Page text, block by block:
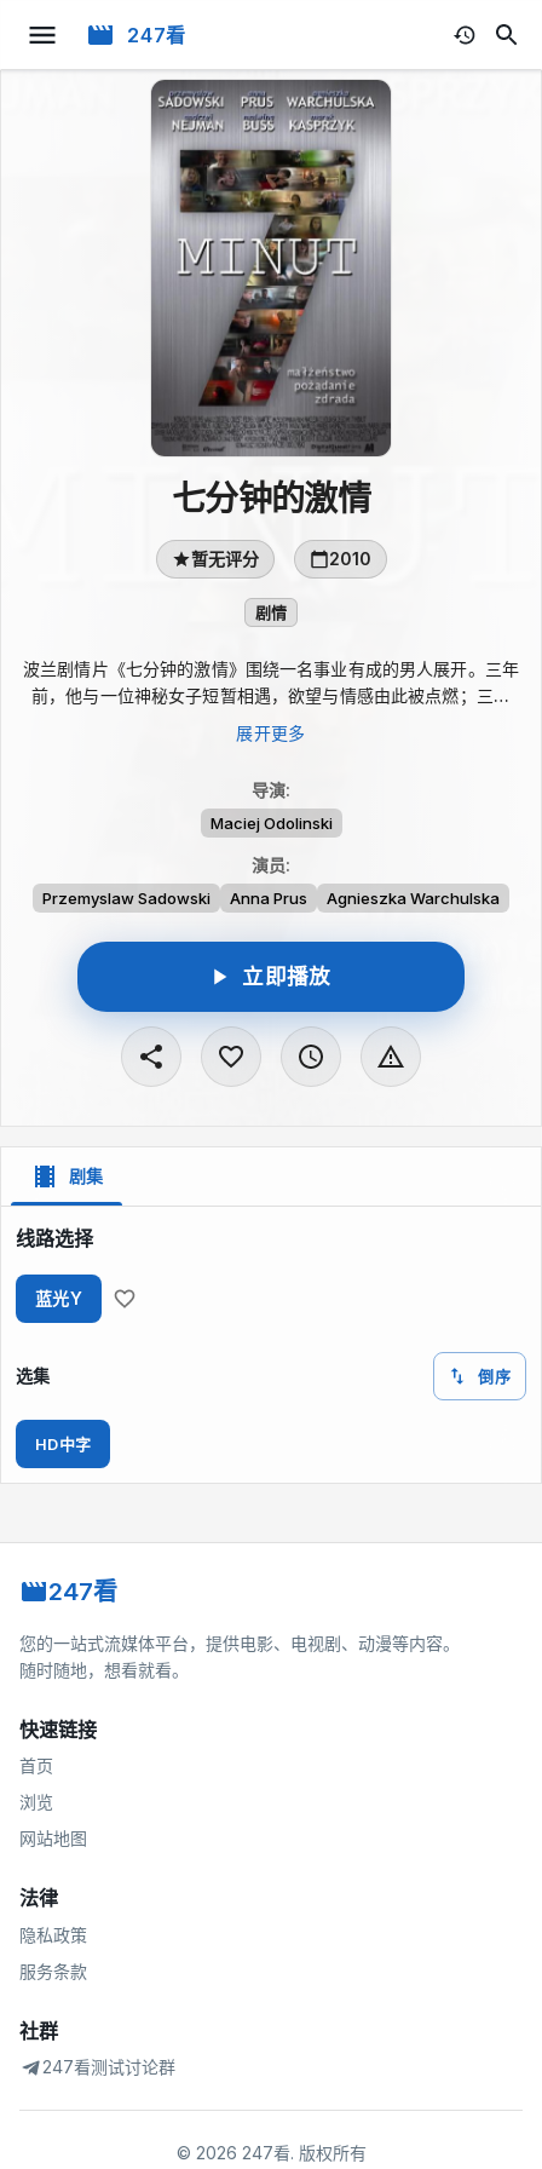
247看
七分钟的激情
暂无评分 2010
剧情
波兰剧情片《七分钟的激情》围绕一名事业有成的男人展开。三年
前，他与一位神秘女子短暂相遇，欲望与情感由此被点燃；三年
后，两人再度碰面，却伴随着难以解释的疑点。女儿遭神秘人绑
架，让他被卷入更复杂的漩涡。这场看似由偶然开启的重逢，逐渐
展开更多
导演:
Maciej Odolinski
演员:
Przemyslaw Sadowski Anna Prus Agnieszka Warchulska
立即播放
剧集
线路选择
蓝光Y
选集 倒序
HD中字
247看
您的一站式流媒体平台，提供电影、电视剧、动漫等内容。
随时随地，想看就看。
快速链接
首页
浏览
网站地图
法律
隐私政策
服务条款
社群
247看测试讨论群
© 2026 247看. 版权所有